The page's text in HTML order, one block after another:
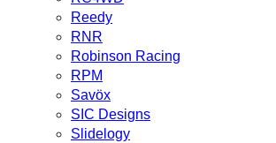
Reedy
RNR
Robinson Racing
RPM
Savöx
SIC Designs
Slidelogy